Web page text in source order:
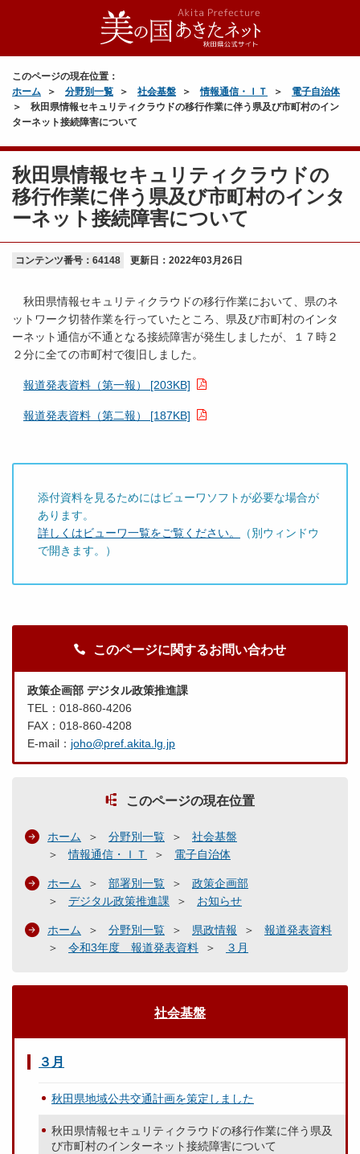
このページの現在位置：
ホーム
分野別一覧 社会基盤 情報通信・ＩＴ
電子自治体
秋田県情報セキュリティクラウドの移行作業に伴う県及び市町村のイン
ターネット接続障害について
秋田県情報セキュリティクラウドの
移行作業に伴う県及び市町村のインタ
ーネット接続障害について
コンテンツ番号：64148 更新日： 2022年03月26日
秋田県情報セキュリティクラウドの移行作業において、県のネ
ットワーク切替作業を行っていたところ、県及び市町村のインタ
ーネット通信が不通となる接続障害が発生しましたが、１７時２
２分に全ての市町村で復旧しました。
報道発表資料（第一報） [203KB]
報道発表資料（第二報） [187KB]
添付資料を見るためにはビューワソフトが必要な場合が
あります。
詳しくはビューワ一覧をご覧ください。
（別ウィンドウ
で開きます。）
このページに関するお問い合わせ
政策企画部 デジタル政策推進課
TEL：018-860-4206
FAX：018-860-4208
E-mail： joho@pref.akita.lg.jp
このページの現在位置
ホーム 分野別一覧
社会基盤
情報通信・ＩＴ
電子自治体
ホーム 部署別一覧
政策企画部
デジタル政策推進課
お知らせ
ホーム 分野別一覧 県政情報
報道発表資料
令和3年度 報道発表資料
３月
社会基盤
３月
秋田県地域公共交通計画を策定しました
秋田県情報セキュリティクラウドの移行作業に伴う県及
び市町村のインターネット接続障害について